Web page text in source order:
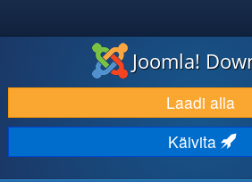
LAADI ALLA JA LAIENDA
AVASTA JA ÕPI
KOGUKOND JA KASUTAJATUGI
Joomla!
Laadi alla
Käivita